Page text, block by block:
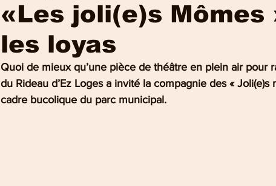
Ballons des Hautes Vosges Sports en vosges
Région de Nancy
Charmes
«Les joli(e)s
les loyas
Quoi de mieux qu’une pièce de théâtre en plein air pour
du Rideau d’Ez Loges a invité la compagnie des «
cadre bucolique du parc municipal.